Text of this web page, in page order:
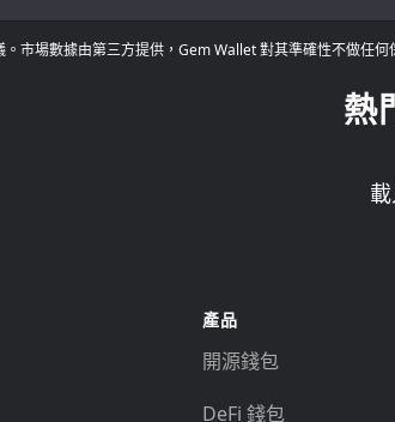
市場數據由第三方提供，Gem Wallet 對其準確性不做任何
熱
產品
開源錢包
DeFi 錢包